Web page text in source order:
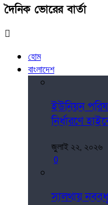
দৈনিক ভোরের বার্তা
হোম
বাংলাদেশ
ইউনিয়ন
নির্ধারণে
জুলাই ২২, ২০২৬
0
সালথায়